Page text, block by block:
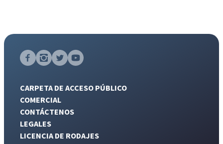
CARPETA DE ACCESO PÚBLICO
COMERCIAL
CONTÁCTENOS
LEGALES
LICENCIA DE RODAJES